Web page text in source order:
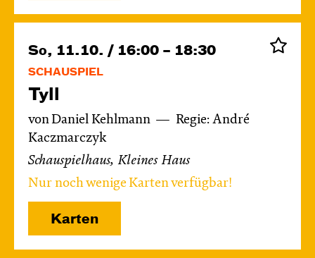
So, 11.10. / 16:00 – 18:30
SCHAUSPIEL
Tyll
von Daniel Kehlmann
Regie: André
Kaczmarczyk
Schauspielhaus, Kleines Haus
Nur noch wenige Karten verfügbar!
Karten